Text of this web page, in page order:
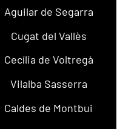
Aguilar de Segarra
Cugat del Vallès
Cecília de Voltregà
Vilalba Sasserra
Caldes de Montbui